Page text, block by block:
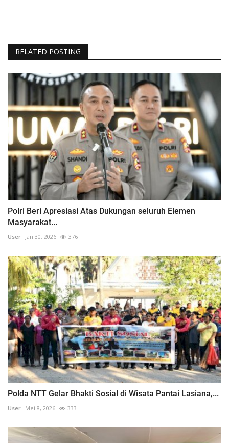
RELATED POSTING
Polri Beri Apresiasi Atas Dukungan seluruh Elemen
Masyarakat...
User Jan 30, 2026 376
Polda NTT Gelar Bhakti Sosial di Wisata Pantai Lasiana,...
User Mei 8, 2026 333